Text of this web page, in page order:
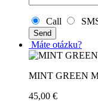
Call
Máte otázku?
MINT GREEN
45,00 €